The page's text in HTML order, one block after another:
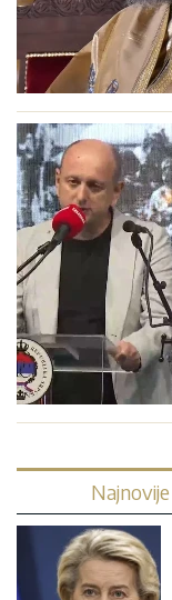
Najnovije